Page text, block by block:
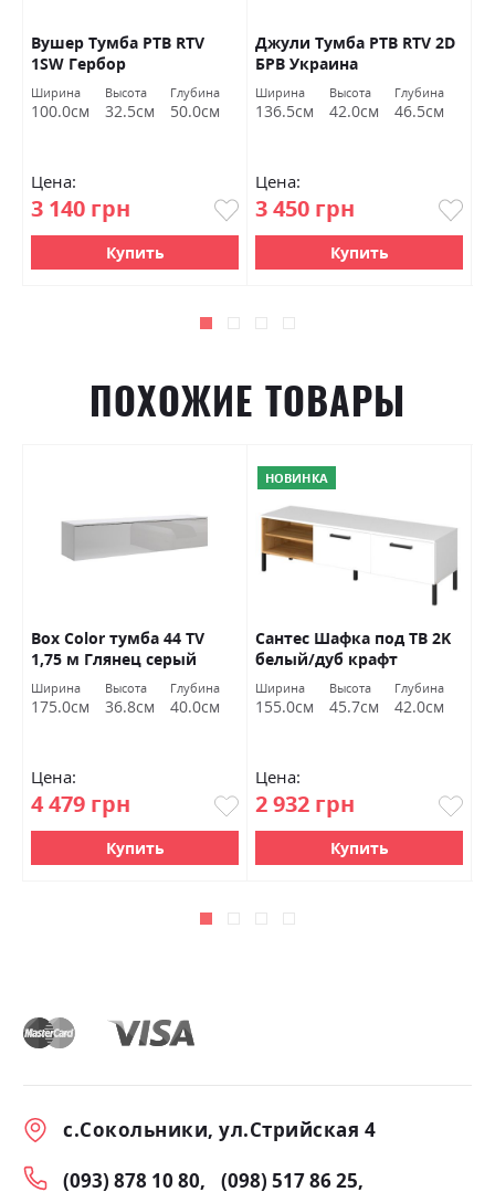
Вушер Тумба РТВ RTV
1SW Гербор
Ширина
100.0см
Высота
32.5см
Глубина
50.0см
Цена:
3 140 грн
Купить
Джули Тумба РТВ RTV 2D
БРВ ​​Украина
Ширина
136.5см
Высота
42.0см
Глубина
46.5см
Цена:
3 450 грн
Купить
ПОХОЖИЕ ТОВАРЫ
Box Color тумба 44 TV
1,75 м Глянец серый
шиншиллы Миромарк
Ширина
175.0см
Высота
36.8см
Глубина
40.0см
Цена:
4 479 грн
Купить
НОВИНКА
Сантес Шафка под ТВ 2K
белый/дуб крафт
золотой ВМВ Холдинг
Ширина
155.0см
Высота
45.7см
Глубина
42.0см
Цена:
2 932 грн
Купить
с.Сокольники, ул.Стрийская 4
(093) 878 10 80
(098) 517 86 25